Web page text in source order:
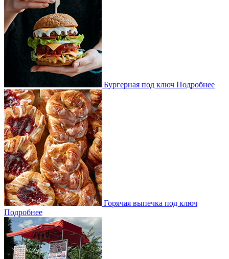
Бургерная под ключ Подробнее
Горячая выпечка под ключ
Подробнее